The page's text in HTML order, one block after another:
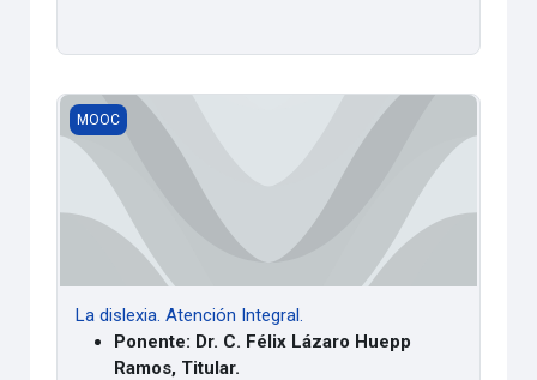
La dislexia. Atención Integral.
MOOC
La dislexia. Atención Integral.
Ponente: Dr. C. Félix Lázaro Huepp
Ramos, Titular.